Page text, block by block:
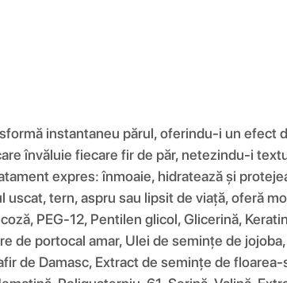
instantaneu părul, oferindu-i un efect
învăluie fiecare fir de păr, netezindu-i
expres: înmoaie, hidratează și
tern, aspru sau lipsit de viață, oferă
PEG-12, Pentilen glicol, Glicerină,
de portocal amar, Ulei de semințe de
de Damasc, Extract de semințe de